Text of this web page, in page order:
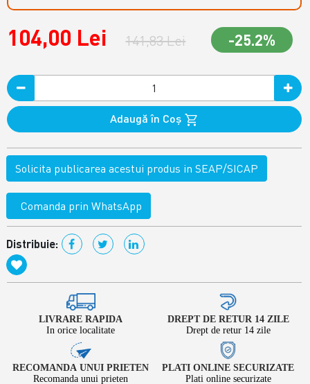
104,00 Lei 141,83 Lei -25.2%
Adaugă în Coş
Solicita publicarea acestui produs in SEAP/SICAP
Comanda prin WhatsApp
Distribuie:
LIVRARE RAPIDA
In orice localitate
DREPT DE RETUR 14 ZILE
Drept de retur 14 zile
RECOMANDA UNUI PRIETEN
Recomanda unui prieten
PLATI ONLINE SECURIZATE
Plati online securizate